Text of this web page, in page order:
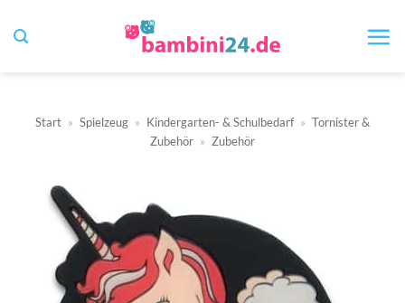
Inhalt
Start » Spielzeug » Kindergarten- & Schulbedarf » Tornister &
Zubehör » Zubehör